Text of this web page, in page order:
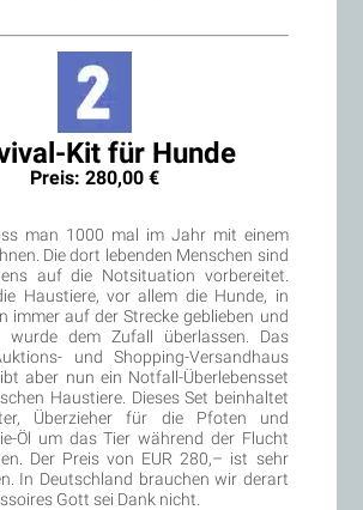
Kit für Hunde
Preis: 280,00 €
man 1000 mal im Jahr mit einem
Die dort lebenden Menschen sind
auf die Notsituation vorbereitet.
Haustiere, vor allem die Hunde, in
immer auf der Strecke geblieben und
wurde dem Zufall überlassen. Das
und Shopping-Versandhaus
aber nun ein Notfall-Überlebensset
Haustiere. Dieses Set beinhaltet
Überzieher für die Pfoten und
Öl um das Tier während der Flucht
Der Preis von EUR 280,– ist sehr
In Deutschland brauchen wir derart
Gott sei Dank nicht.